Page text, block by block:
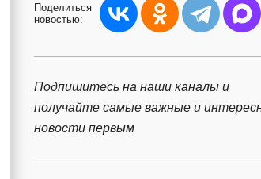
Поделиться
новостью:
Подпишитесь на наши каналы и
получайте самые важные и
новости первым